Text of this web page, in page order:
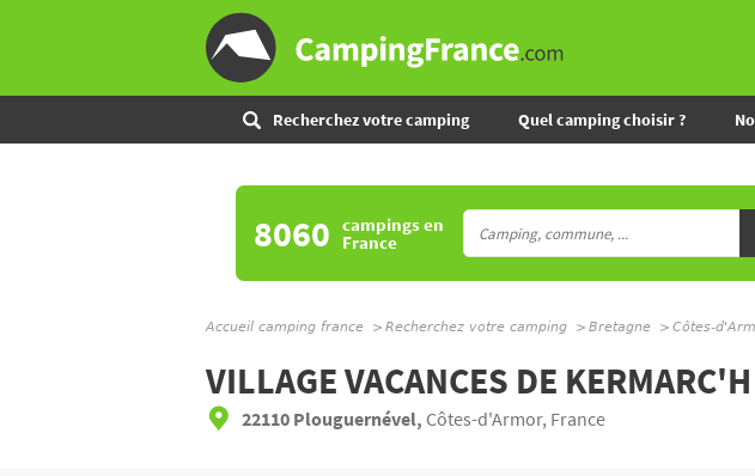
Recherchez votre camping Quel camping choisir ?
8060 campingsen
France
Accueil camping france Recherchez votre camping Bretagne Côtes-
VILLAGE VACANCES DE KERMARC'H
22110 Plouguernével, Côtes-d'Armor, France